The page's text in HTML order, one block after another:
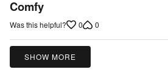
of
5
Comfy
Was this helpful? 0 0
SHOW MORE